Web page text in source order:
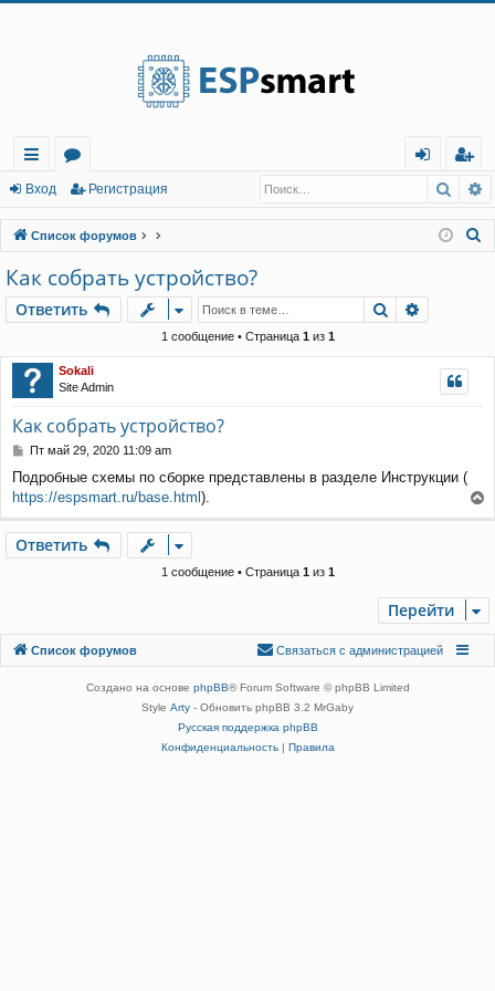
с
ы
лк
и
о
ру
м
ы
д
г
ис
тр
Вход Регистрация
Список форумов
Как собрать устройство?
Ответить
Ответить Поиск
1 сообщение • Страница 1из 1
Sokali
Site Admin
Как собрать устройство?
С
о
б
щ
е
н
Пт май 29, 2020 11:09 am
Подробные схемы по сборке представлены в разделе Инструкции (
https://espsmart.ru/base.html ).
е
с
Ответить
Ответить
1 сообщение • Страница 1из 1
Перейти
Список форумов
Связаться с
Связаться с администрацией
Создано на основе phpBB® Forum Software © phpBB Limited
Style Arty - Обновить phpBB 3.2 MrGaby
Русская поддержка phpBB
Конфиденциальность| Правила